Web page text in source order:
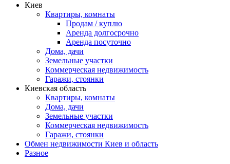
Киев
Квартиры, комнаты
Продам / куплю
Аренда долгосрочно
Аренда посуточно
Дома, дачи
Земельные участки
Коммерческая недвижимость
Гаражи, стоянки
Киевская область
Квартиры, комнаты
Дома, дачи
Земельные участки
Коммерческая недвижимость
Гаражи, стоянки
Обмен недвижимости Киев и область
Разное